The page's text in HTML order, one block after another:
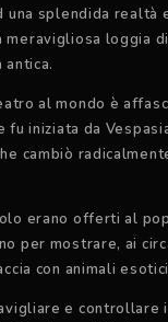
splendida realtà
meravigliosa loggia
al mondo è
fu iniziata da
cambiò
erano offerti al
per mostrare, ai
con animali
e controllare